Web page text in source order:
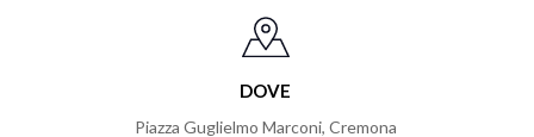
DOVE
Piazza Guglielmo Marconi, Cremona